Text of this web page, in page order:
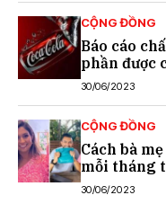
CỘNG ĐỒNG
Báo cáo
phần được
30/06/2023
CỘNG ĐỒNG
Cách bà
mỗi tháng
30/06/2023